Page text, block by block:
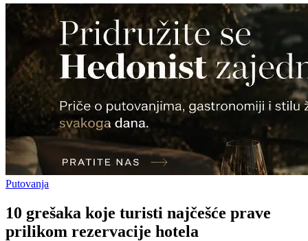
Putovanja
10 grešaka koje turisti najčešće prave
prilikom rezervacije hotela